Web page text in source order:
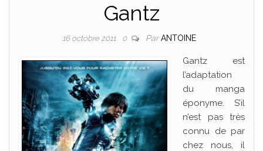
Gantz
16 octobre 2011 0 ParANTOINE
Gantz est
l’adaptation
du manga
éponyme. S’il
n’est pas très
connu de par
chez nous, il